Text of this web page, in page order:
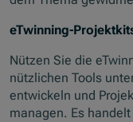
eTwinning-
Nützen Sie die
nützlichen Tools
entwickeln und
managen. Es